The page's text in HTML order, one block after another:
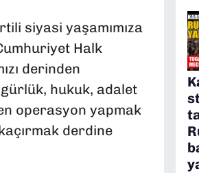
siyasi yaşamımıza
Halk
derinden
hukuk, adalet
operasyon yapmak
derdine